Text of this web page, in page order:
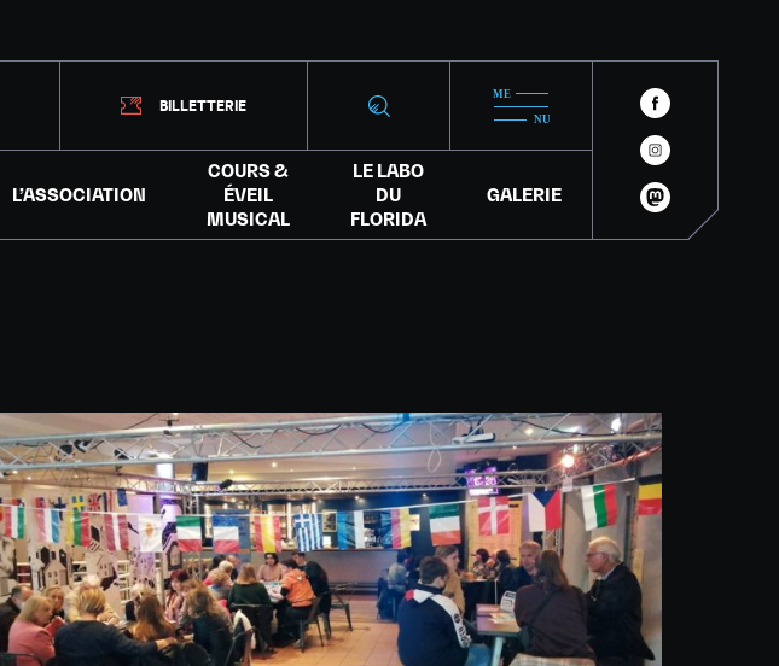
BILLETTERIE
L’ASSOCIATION
COURS &
ÉVEIL
MUSICAL
LE LABO
DU
FLORIDA
GALERIE